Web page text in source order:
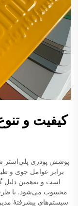
کیفیت و
پوشش پودری پلی‌استر
برابر عوامل جوی و
است و به‌همین دلیل